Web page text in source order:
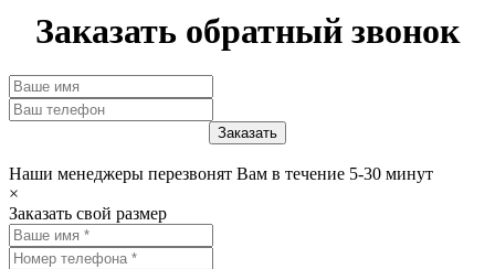
Заказать обратный звонок
Наши менеджеры перезвонят Вам в течение 5-30 минут
×
Заказать свой размер